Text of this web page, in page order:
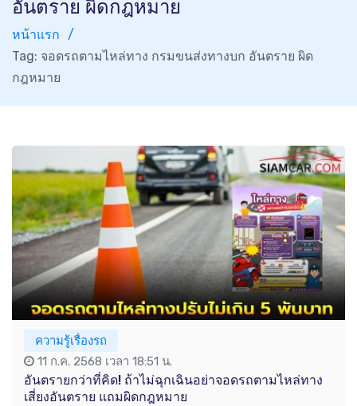
อันตราย ผิดกฎหมาย
หน้าแรก
Tag: จอดรถตามไหล่ทาง กรมขนส่งทางบก อันตราย ผิด
กฎหมาย
ความรู้เรื่องรถ
11 ก.ค. 2568 เวลา 18:51 น.
อันตรายกว่าที่คิด! ถ้าไม่ฉุกเฉินอย่าจอดรถตามไหล่ทาง
เสี่ยงอันตราย แถมผิดกฎหมาย